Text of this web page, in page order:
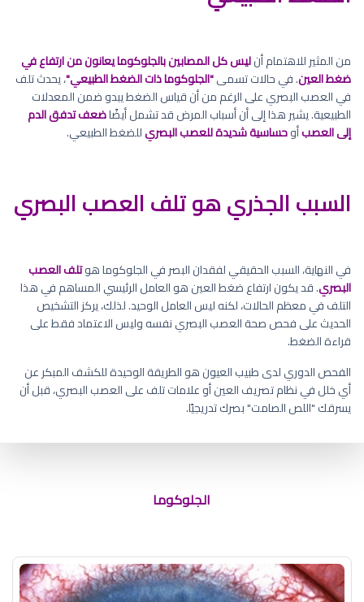
من المثير للاهتمام أنليس كل المصابين بالجلوكوما يعانون من ارتفاع في
ضغط العين. في حالات تسمى"الجلوكوما ذات الضغط الطبيعي"، يحدث تلف
في العصب البصري على الرغم من أن قياس الضغط يبدو ضمن المعدلات
الطبيعية. يشير هذا إلى أن أسباب المرض قد تشمل أيضًاضعف تدفق الدم
إلى العصبأوحساسية شديدة للعصب البصريللضغط الطبيعي.
السبب الجذري هو تلف العصب البصري
في النهاية، السبب الحقيقي لفقدان البصر في الجلوكوما هوتلف العصب
البصري. قد يكون ارتفاع ضغط العين هو العامل الرئيسي المساهم في هذا
التلف في معظم الحالات، لكنه ليس العامل الوحيد. لذلك، يركز التشخيص
الحديث على فحص صحة العصب البصري نفسه وليس الاعتماد فقط على
قراءة الضغط.
الفحص الدوري لدى طبيب العيون هو الطريقة الوحيدة للكشف المبكر عن
أي خلل في نظام تصريف العين أو علامات تلف على العصب البصري، قبل أن
يسرقك "اللص الصامت" بصرك تدريجيًا.
الجلوكوما